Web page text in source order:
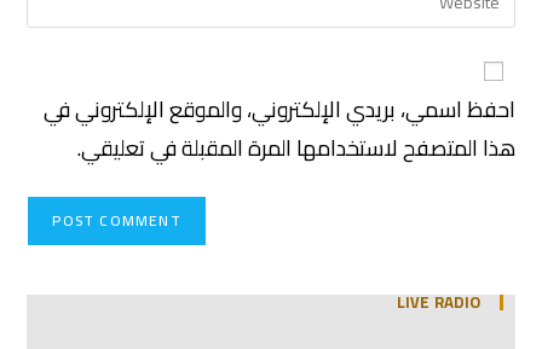
احفظ اسمي، بريدي الإلكتروني، والموقع الإلكتروني في
هذا المتصفح لاستخدامها المرة المقبلة في تعليقي.
LIVE RADIO